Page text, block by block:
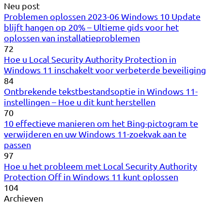
Neu post
Problemen oplossen 2023-06 Windows 10 Update
blijft hangen op 20% – Ultieme gids voor het
oplossen van installatieproblemen
72
Hoe u Local Security Authority Protection in
Windows 11 inschakelt voor verbeterde beveiliging
84
Ontbrekende tekstbestandsoptie in Windows 11-
instellingen – Hoe u dit kunt herstellen
70
10 effectieve manieren om het Bing-pictogram te
verwijderen en uw Windows 11-zoekvak aan te
passen
97
Hoe u het probleem met Local Security Authority
Protection Off in Windows 11 kunt oplossen
104
Archieven